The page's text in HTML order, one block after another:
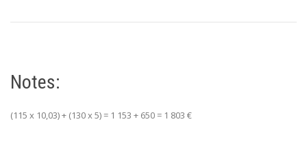
Notes:
(115 x 10,03) + (130 x 5) = 1 153 + 650 = 1 803 €